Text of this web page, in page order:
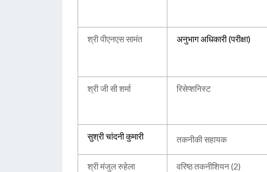
श्री पीएनएस सामंत अनुभाग अधिकारी (परीक्षा)
श्री जी सी शर्मा रिसेप्शनिस्ट
सुश्री चांदनी कुमारी तकनीकी सहायक
श्री मंजुल रुहेला वरिष्ठ तकनीशियन (2)